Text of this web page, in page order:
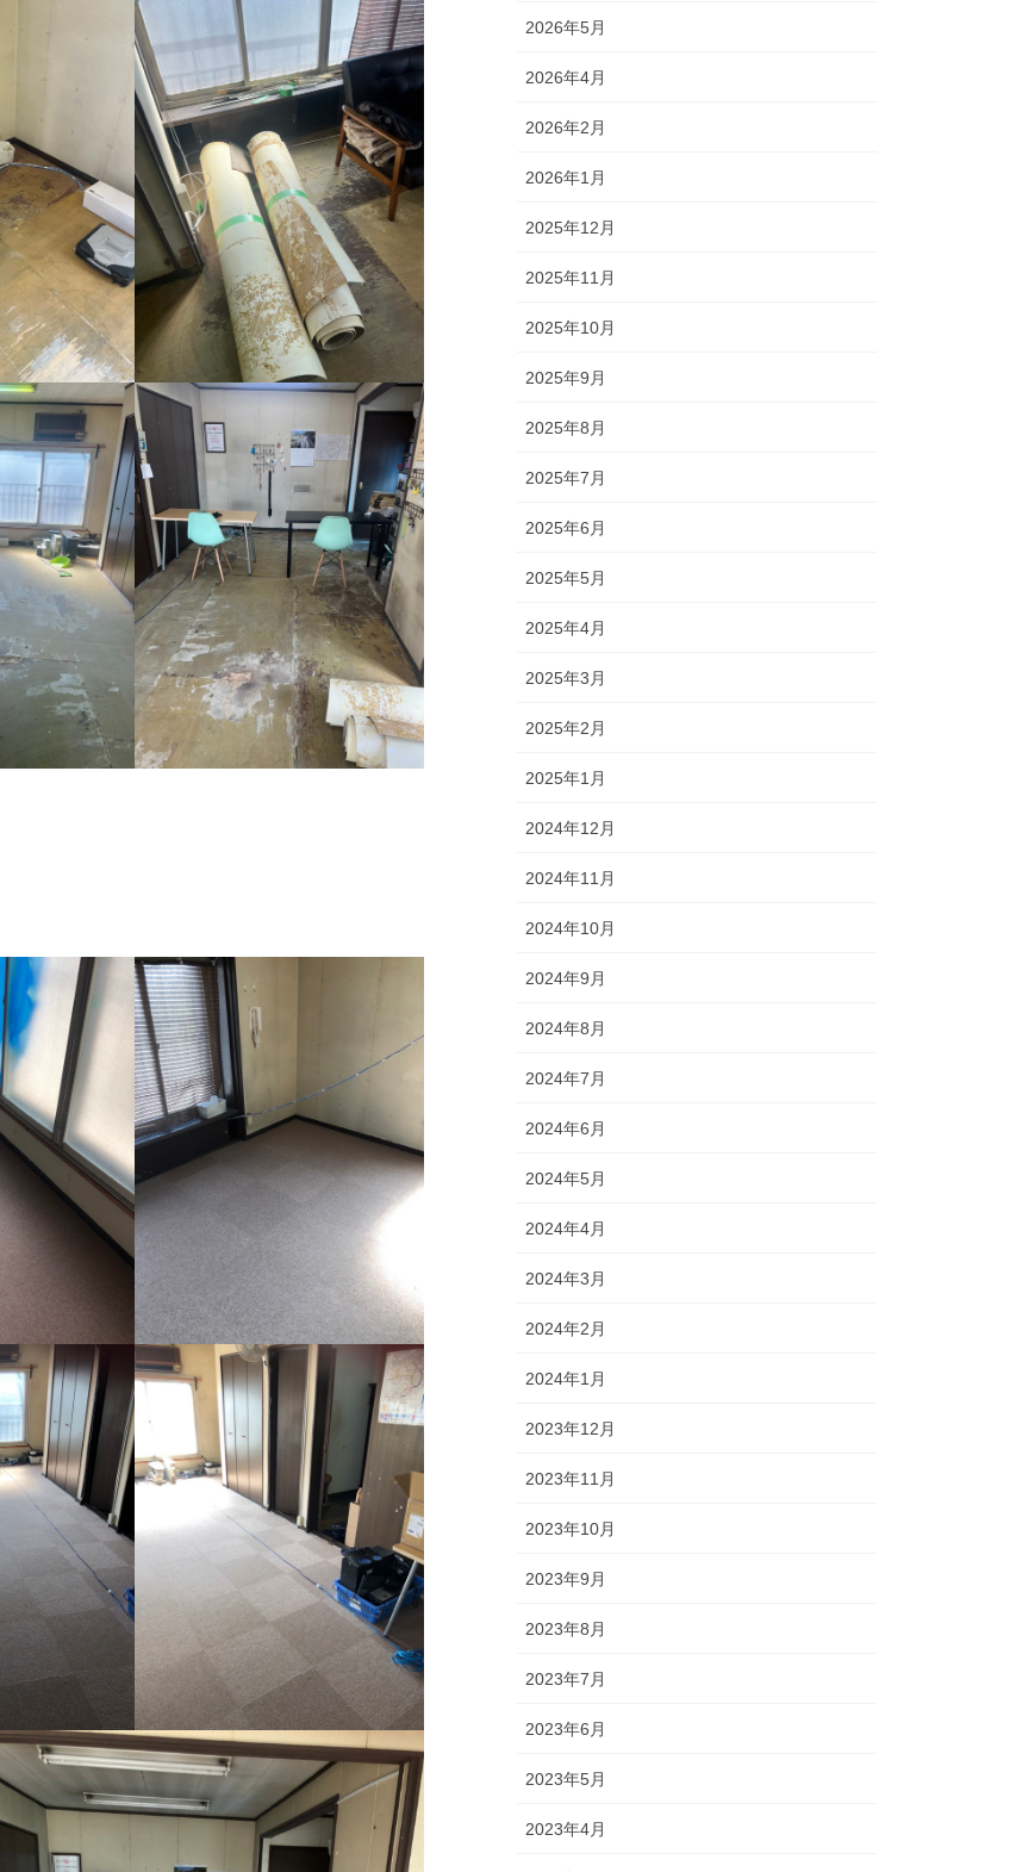
2026年5月
2026年4月
2026年2月
2026年1月
2025年12月
2025年11月
2025年10月
2025年9月
2025年8月
2025年7月
2025年6月
2025年5月
2025年4月
2025年3月
2025年2月
2025年1月
2024年12月
2024年11月
2024年10月
2024年9月
2024年8月
2024年7月
2024年6月
2024年5月
2024年4月
2024年3月
2024年2月
2024年1月
2023年12月
2023年11月
2023年10月
2023年9月
2023年8月
2023年7月
2023年6月
2023年5月
2023年4月